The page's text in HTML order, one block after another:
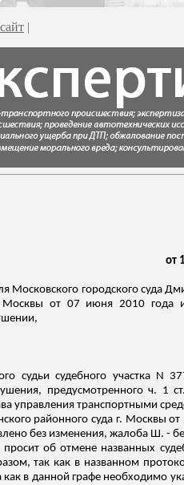
|
от
Московского городского суда
Москвы от 07 июня 2010 года
судьи судебного участка
предусмотренного ч. 1
управления транспортными
районного суда г. Москвы
без изменения, жалоба Ш. -
об отмене названных
так как в названном
в данной графе необходимо